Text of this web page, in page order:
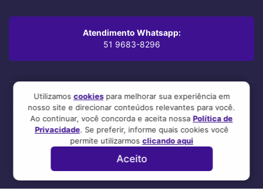
Atendimento Whatsapp:
51 9683-8296
Oi! Leu até aqui? Você se preocupa com os mínimos detalhes,
mesmo. A gente também.
Esse site foi feito com 💜 por nosso time! :3
Utilizamos cookiespara melhorar sua experiência em
nosso site e direcionar conteúdos relevantes para você.
Ao continuar, você concorda e aceita nossaPolítica de
Privacidade. Se preferir, informe quais cookies você
permite utilizarmos clicando aqui
Aceito